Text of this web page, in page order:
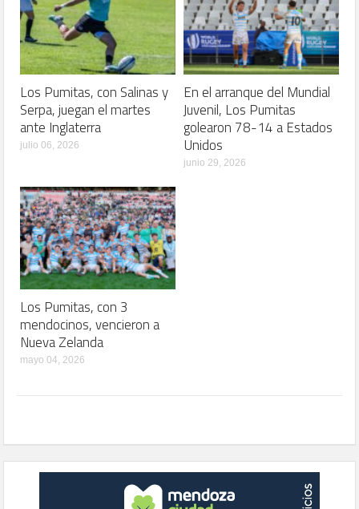
Los Pumitas, con Salinas y
Serpa, juegan el martes
ante Inglaterra
julio 06, 2026
En el arranque del Mundial
Juvenil, Los Pumitas
golearon 78-14 a Estados
Unidos
junio 29, 2026
Los Pumitas, con 3
mendocinos, vencieron a
Nueva Zelanda
mayo 04, 2026